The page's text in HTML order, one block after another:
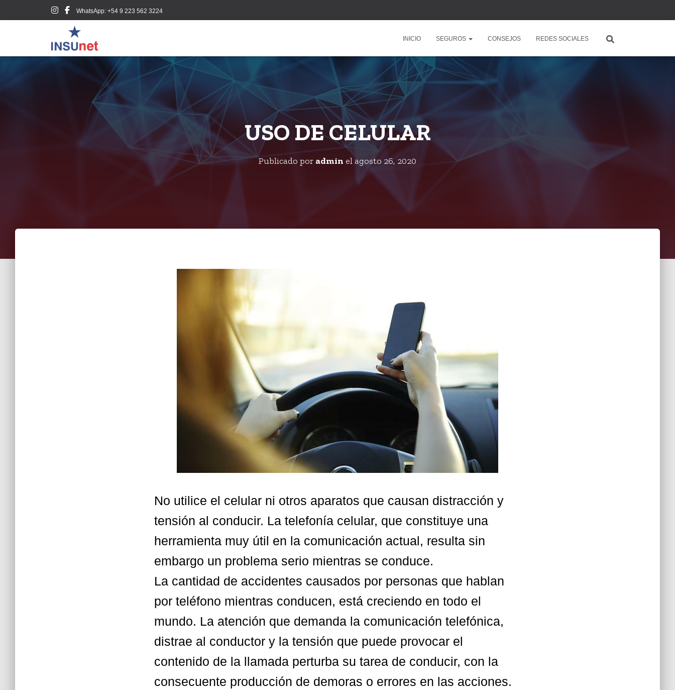
WhatsApp: +54 9 223 562 3224
INICIO SEGUROS CONSEJOS REDES SOCIALES
USO DE CELULAR
Publicado por admin el agosto 26, 2020
No utilice el celular ni otros aparatos que causan distracción y
tensión al conducir. La telefonía celular, que constituye una
herramienta muy útil en la comunicación actual, resulta sin
embargo un problema serio mientras se conduce.
La cantidad de accidentes causados por personas que hablan
por teléfono mientras conducen, está creciendo en todo el
mundo. La atención que demanda la comunicación telefónica,
distrae al conductor y la tensión que puede provocar el
contenido de la llamada perturba su tarea de conducir, con la
consecuente producción de demoras o errores en las acciones.